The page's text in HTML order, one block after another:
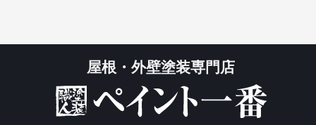
屋根・外壁塗装専門店